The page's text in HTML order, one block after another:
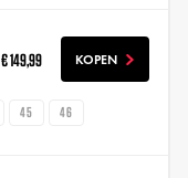
€ 149,99 KOPEN
45 46